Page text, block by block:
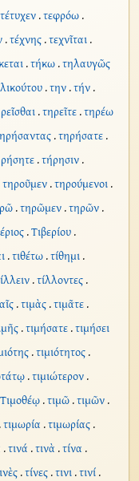
τέτυχεν.τεφρόω.
.τέχνης.τεχνῖται.
.τήκω.τηλαυγῶς
.την.τήν.
.τηρεῖτε.τηρέω
.τηρήσατε.
.τήρησιν.
τηροῦμεν.τηρούμενοι.
.τηρῶμεν.τηρῶν.
.Τιβερίου.
.τιθέτω.τίθημι.
.τίλλοντες.
.τιμὰς.τιμᾶτε.
.τιμήσατε.τιμήσει
.τιμιότητος.
.τιμιώτερον.
Τιμοθέῳ.τιμῶ.τιμῶν.
.τιμωρία .τιμωρίας.
.τινά .τινὰ .τίνα .
.τίνες.τινι.τινί.